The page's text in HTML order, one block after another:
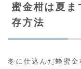
蜜金柑は夏ま
存方法
冬に仕込んだ蜂蜜金